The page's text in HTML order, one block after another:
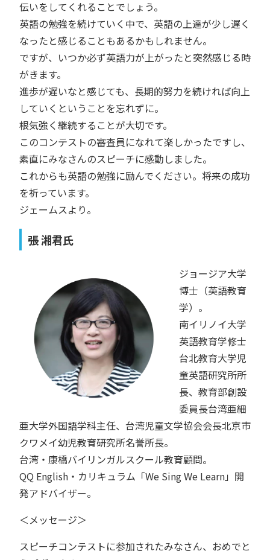
伝いをしてくれることでしょう。
英語の勉強を続けていく中で、英語の上達が少し遅く
なったと感じることもあるかもしれません。
ですが、いつか必ず英語力が上がったと突然感じる時
がきます。
進歩が遅いなと感じても、長期的努力を続ければ向上
していくということを忘れずに。
根気強く継続することが大切です。
このコンテストの審査員になれて楽しかったですし、
素直にみなさんのスピーチに感動しました。
これからも英語の勉強に励んでください。将来の成功
を祈っています。
ジェームスより。
張 湘君氏
ジョージア大学
博士（英語教育
学）。
南イリノイ大学
英語教育学修士
台北教育大学児
童英語研究所所
長、教育部創設
委員長台湾亜細
亜大学外国語学科主任、台湾児童文学協会会長北京市
クワメイ幼児教育研究所名誉所長。
台湾・康橋バイリンガルスクール教育顧問。
QQ English・カリキュラム「We Sing We Learn」開
発アドバイザー。
＜メッセージ＞
スピーチコンテストに参加されたみなさん、おめでと